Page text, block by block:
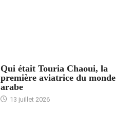
Qui était Touria Chaoui, la
première aviatrice du monde
arabe
13 juillet 2026